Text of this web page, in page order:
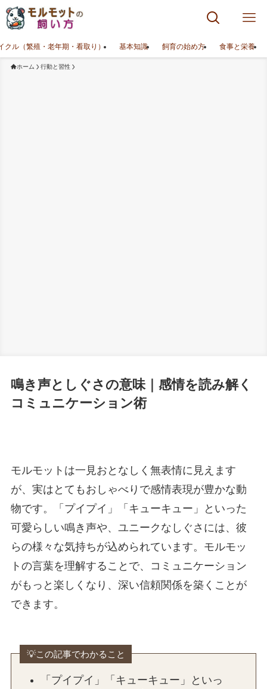
クル（繁殖・老年期・看取り） 基本知識 飼育の始め方 食事と栄養
ホーム 行動と習性
鳴き声としぐさの意味｜感情を読み解く
コミュニケーション術
モルモットは一見おとなしく無表情に見えます
が、実はとてもおしゃべりで感情表現が豊かな動
物です。「プイプイ」「キューキュー」といった
可愛らしい鳴き声や、ユニークなしぐさには、彼
らの様々な気持ちが込められています。モルモッ
トの言葉を理解することで、コミュニケーション
がもっと楽しくなり、深い信頼関係を築くことが
できます。
💡この記事でわかること
「プイプイ」「キューキュー」といっ